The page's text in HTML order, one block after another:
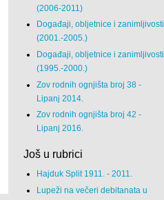
(2006-2011)
Događaji, obljetnice i zanimljivosti
(2001.-2005.)
Događaji, obljetnice i zanimljivosti
(1995.-2000.)
Zov rodnih ognjišta broj 38 -
Lipanj 2014.
Zov rodnih ognjišta broj 42 -
Lipanj 2016.
Još u rubrici
Hajduk Split 1911. - 2011.
Lupeži na večeri debitanata u